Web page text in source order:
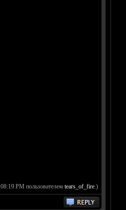
PM пользователем tears_of_fire.)